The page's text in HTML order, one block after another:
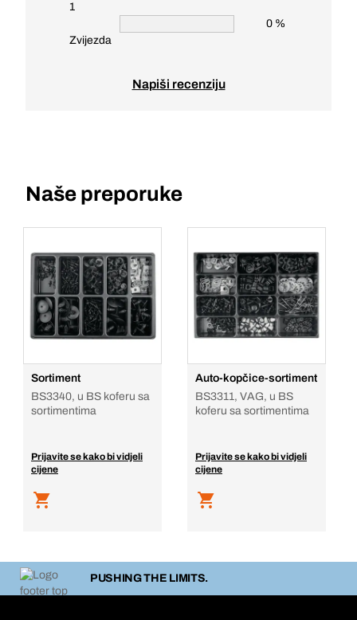
1
Zvijezda
0 %
Napiši recenziju
Naše preporuke
Sortiment
BS3340, u BS koferu sa
sortimentima
Prijavite se kako bi vidjeli
cijene
Auto-kopčice-sortiment
BS3311, VAG, u BS
koferu sa sortimentima
Prijavite se kako bi vidjeli
cijene
PUSHING THE LIMITS.